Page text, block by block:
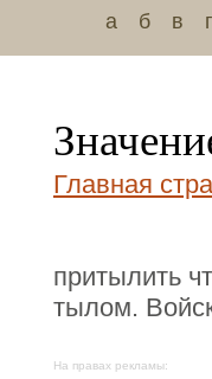
а б в г
Главная
притылить
тылом.
На правах рекламы: